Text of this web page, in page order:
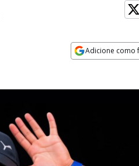
Adicione como